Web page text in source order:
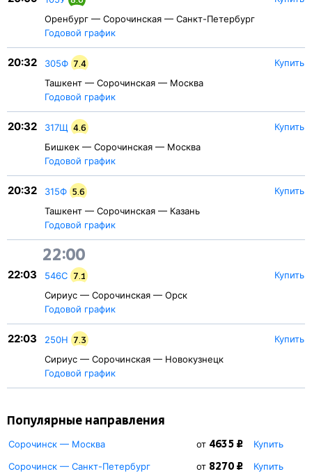
Оренбург — Сорочинская — Санкт-Петербург
Годовой график
20:32 305Ф 7.4
Ташкент — Сорочинская — Москва
Годовой график
Купить
20:32 317Щ 4.6
Бишкек — Сорочинская — Москва
Годовой график
Купить
20:32 315Ф 5.6
Ташкент — Сорочинская — Казань
Годовой график
Купить
22:00
22:03 546С 7.1
Сириус — Сорочинская — Орск
Годовой график
Купить
22:03 250Н 7.3
Сириус — Сорочинская — Новокузнецк
Годовой график
Купить
Популярные направления
Сорочинск — Москва от 4635 ₽
Купить
Сорочинск — Санкт-Петербург
от 8270 ₽
Купить